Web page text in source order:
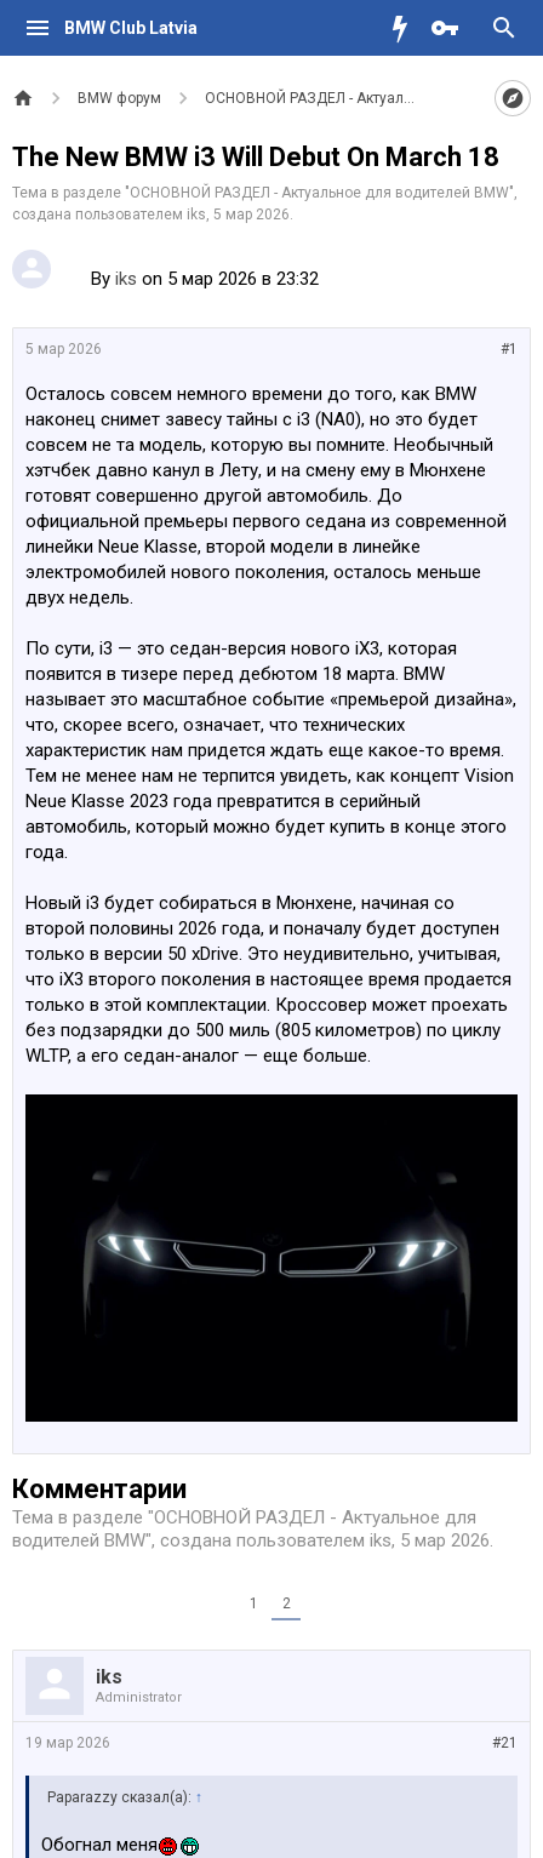
BMW Club Latvia
BMW форум ОСНОВНОЙ РАЗДЕЛ - Актуальное для
The New BMW i3 Will Debut On March 18
Тема в разделе "ОСНОВНОЙ РАЗДЕЛ - Актуальное для водителей BMW",
создана пользователем iks, 5 мар 2026.
By iks on 5 мар 2026 в 23:32
#1
5 мар 2026
Осталось совсем немного времени до того, как BMW
наконец снимет завесу тайны с i3 (NA0), но это будет
совсем не та модель, которую вы помните. Необычный
хэтчбек давно канул в Лету, и на смену ему в Мюнхене
готовят совершенно другой автомобиль. До
официальной премьеры первого седана из современной
линейки Neue Klasse, второй модели в линейке
электромобилей нового поколения, осталось меньше
двух недель.
По сути, i3 — это седан-версия нового iX3, которая
появится в тизере перед дебютом 18 марта. BMW
называет это масштабное событие «премьерой дизайна»,
что, скорее всего, означает, что технических
характеристик нам придется ждать еще какое-то время.
Тем не менее нам не терпится увидеть, как концепт Vision
Neue Klasse 2023 года превратится в серийный
автомобиль, который можно будет купить в конце этого
года.
Новый i3 будет собираться в Мюнхене, начиная со
второй половины 2026 года, и поначалу будет доступен
только в версии 50 xDrive. Это неудивительно, учитывая,
что iX3 второго поколения в настоящее время продается
только в этой комплектации. Кроссовер может проехать
без подзарядки до 500 миль (805 километров) по циклу
WLTP, а его седан-аналог — еще больше.
Комментарии
Тема в разделе "ОСНОВНОЙ РАЗДЕЛ - Актуальное для
водителей BMW", создана пользователем iks, 5 мар 2026.
1 2
iks
Administrator
#21
19 мар 2026
Paparazzy сказал(а): ↑
Обогнал меня